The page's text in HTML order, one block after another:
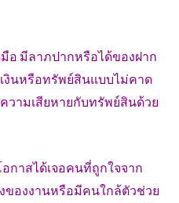
อ มีลาภปากหรือได้ของฝาก
งินหรือทรัพย์สินแบบไม่คาด
วามเสียหายกับทรัพย์สินด้วย
กาสได้เจอคนที่ถูกใจจาก
ของงานหรือมีคนใกล้ตัวช่วย